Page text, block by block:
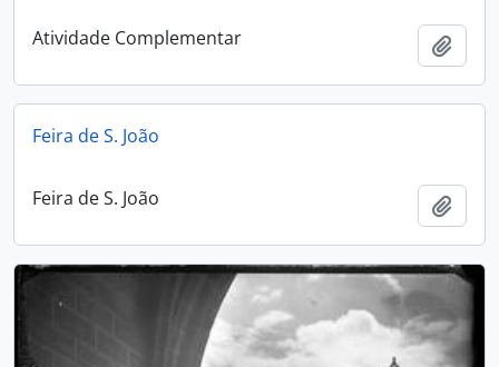
Atividade Complementar
Feira de S. João
Feira de S. João